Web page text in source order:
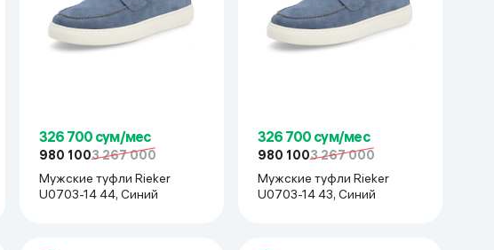
326 700 сум/мес
980 1003 267 000
Мужские туфли Rieker
U0703-14 44, Синий
326 700 сум/мес
980 1003 267 000
Мужские туфли Rieker
U0703-14 43, Синий